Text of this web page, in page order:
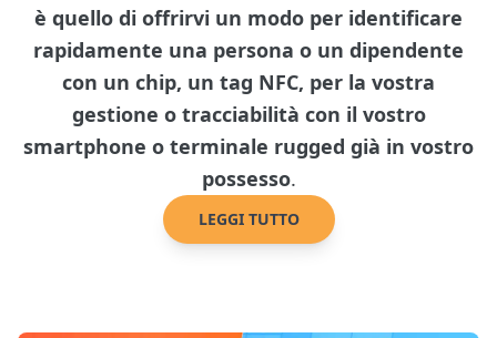
è quello di offrirvi un modo per identificare
rapidamente una persona o un dipendente
con un chip, un tag NFC, per la vostra
gestione o tracciabilità con il vostro
smartphone o terminale rugged già in vostro
possesso.
LEGGI TUTTO